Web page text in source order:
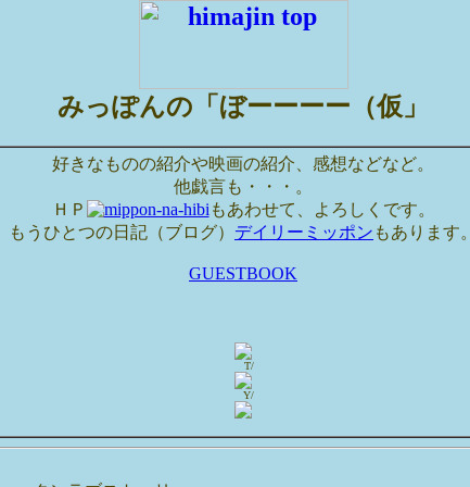
みっぽんの「ぼーーーー（仮」
好きなものの紹介や映画の紹介、感想などなど。
他戯言も・・・。
ＨＰ
もあわせて、よろしくです。
もうひとつの日記（ブログ） デイリーミッポン もあります。
GUESTBOOK
T/
Y/